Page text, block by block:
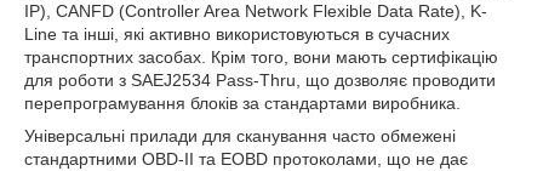
IP), CANFD (Controller Area Network Flexible Data Rate), K-
Line та інші, які активно використовуються в сучасних
транспортних засобах. Крім того, вони мають сертифікацію
для роботи з SAEJ2534 Pass-Thru, що дозволяє проводити
перепрограмування блоків за стандартами виробника.
Універсальні прилади для сканування часто обмежені
стандартними OBD-II та EOBD протоколами, що не дає